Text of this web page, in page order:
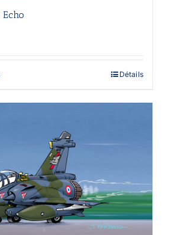
Ce
choisies
sur
la
page
du
produit
Détails